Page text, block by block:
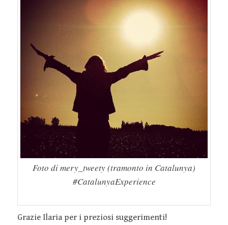
Foto di mery_tweety (tramonto in Catalunya)
#CatalunyaExperience
Grazie Ilaria per i preziosi suggerimenti!